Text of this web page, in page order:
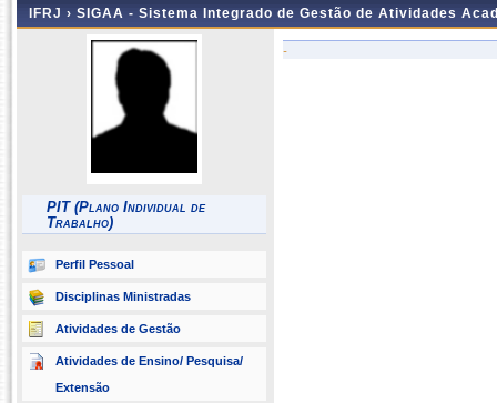
IFRJ › SIGAA - Sistema Integrado de Gestão de Atividades
PIT (Plano Individual de
Trabalho)
Perfil Pessoal
Disciplinas Ministradas
Atividades de Gestão
Atividades de Ensino/ Pesquisa/
Extensão
-